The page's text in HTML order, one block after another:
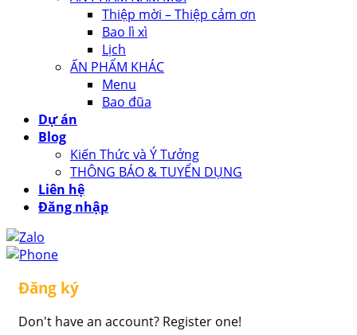
Thiệp mời – Thiệp cảm ơn
Bao lì xì
Lịch
ẤN PHẨM KHÁC
Menu
Bao đũa
Dự án
Blog
Kiến Thức và Ý Tưởng
THÔNG BÁO & TUYỂN DỤNG
Liên hệ
Đăng nhập
Đăng ký
Don't have an account? Register one!